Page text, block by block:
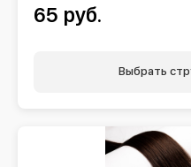
65 руб.
Выбрать